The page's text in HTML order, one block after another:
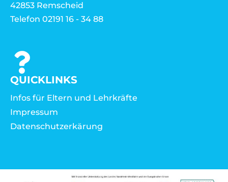
42853 Remscheid
Telefon 02191 16 - 34 88
QUICKLINKS
Infos für Eltern und Lehrkräfte
Impressum
Datenschutzerkärung